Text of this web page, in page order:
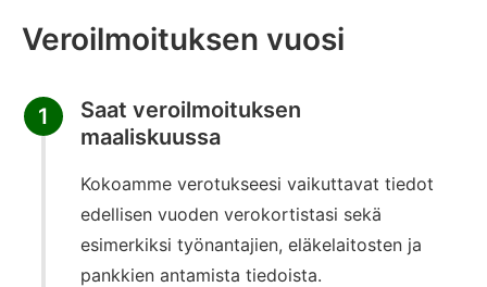
Veroilmoituksen vuosi
1
Saat veroilmoituksen
maaliskuussa
Kokoamme verotukseesi vaikuttavat tiedot
edellisen vuoden verokortistasi sekä
esimerkiksi työnantajien, eläkelaitosten ja
pankkien antamista tiedoista.